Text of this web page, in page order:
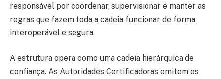
responsável por coordenar, supervisionar e manter as
regras que fazem toda a cadeia funcionar de forma
interoperável e segura.
A estrutura opera como uma cadeia hierárquica de
confiança. As Autoridades Certificadoras emitem os